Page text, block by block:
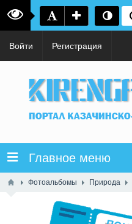
Войти Регистрация
Главное меню
Фотоальбомы Природа